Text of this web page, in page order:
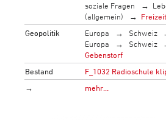
soziale Fragen
(allgemein)
Freizeit
Geopolitik
Europa Schweiz
Europa
Schweiz
Gebenstorf
Bestand
F_1032 Radioschule
→
mehr…